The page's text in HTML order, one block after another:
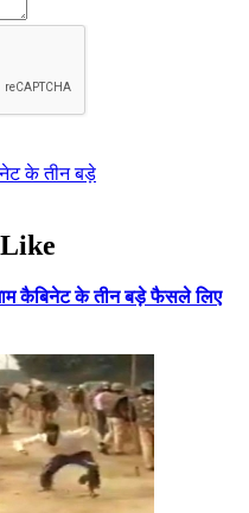
के तीन बड़े
कैबिनेट के तीन बड़े फैसले लिए